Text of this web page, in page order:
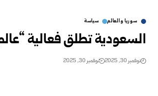
سوريا والعالم سياسة
السعودية تطلق فعالية
نوفمبر 30, 2025 نوفمبر 30, 2025